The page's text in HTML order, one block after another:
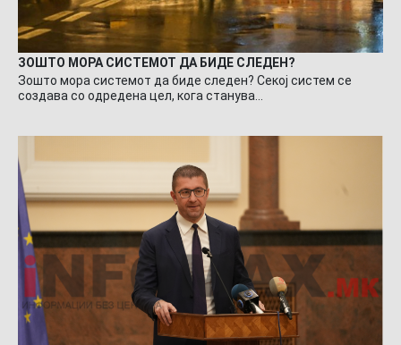
ЗОШТО МОРА СИСТЕМОТ ДА БИДЕ СЛЕДЕН?
Зошто мора системот да биде следен? Секој систем се
создава со одредена цел, кога станува…